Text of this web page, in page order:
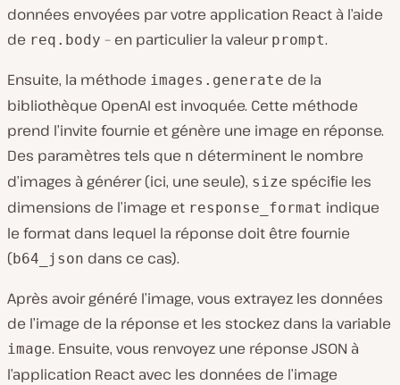
données envoyées par votre application React à l’aide
de req.body – en particulier la valeur prompt.
Ensuite, la méthode images.generate de la
bibliothèque OpenAI est invoquée. Cette méthode
prend l’invite fournie et génère une image en réponse.
Des paramètres tels que n déterminent le nombre
d’images à générer (ici, une seule), size spécifie les
dimensions de l’image et response_format indique
le format dans lequel la réponse doit être fournie
(b64_json dans ce cas).
Après avoir généré l’image, vous extrayez les données
de l’image de la réponse et les stockez dans la variable
image. Ensuite, vous renvoyez une réponse JSON à
l’application React avec les données de l’image